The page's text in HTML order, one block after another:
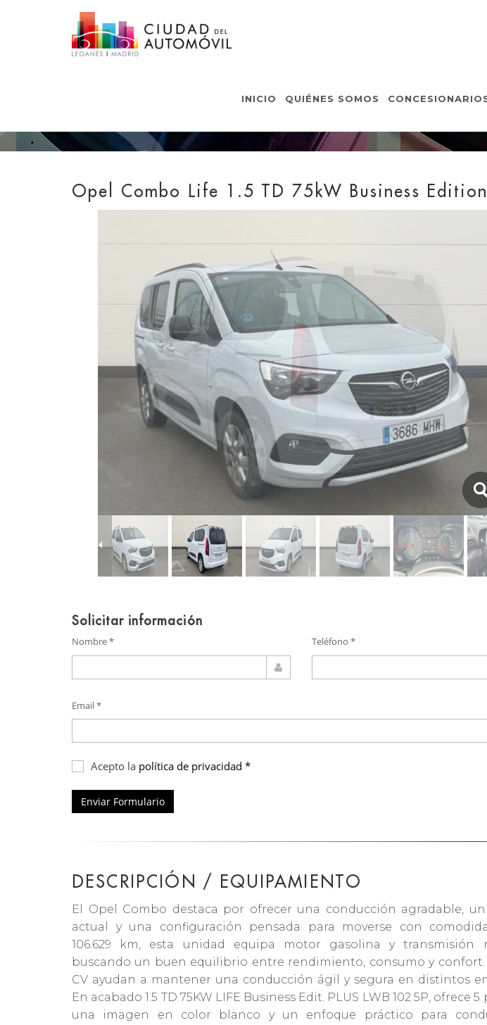
INICIO QUIÉNES SOMOS
VEHÍCULOS
Opel Combo Life 1.5 TD 75kW Business
Solicitar información
Nombre * Teléfono *
Email *
Acepto la política de privacidad *
Enviar Formulario
DESCRIPCIÓN / EQUIPAMIENTO
El Opel Combo destaca por ofrecer una conducción agradable,
actual y una configuración pensada para moverse con
106.629 km, esta unidad equipa motor gasolina y transmisión
buscando un buen equilibrio entre rendimiento, consumo y confort.
CV ayudan a mantener una conducción ágil y segura en distintos
En acabado 1.5 TD 75KW LIFE Business Edit. PLUS LWB 102 5P, ofrece 5
una imagen en color blanco y un enfoque práctico para